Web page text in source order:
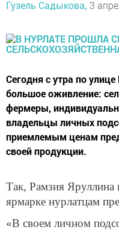
Гузель Садыкова, 3
Сегодня с утра по
большое оживление:
фермеры,
владельцы личных
приемлемым ценам
своей продукции.
Так, Рамзия Яруллина
ярмарке нурлатцам
«В своем личном